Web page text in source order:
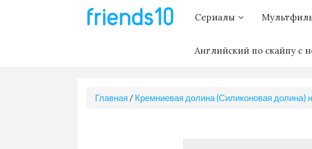
Сериалы
Английский по скайпу с
Главная / Кремниевая долина (Силиконовая долина)